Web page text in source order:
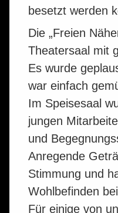
besetzt werden
Die „Freien
Theatersaal mit
Es wurde
war einfach
Im Speisesaal
jungen
und
Anregende
Stimmung und
Wohlbefinden
Für einige von